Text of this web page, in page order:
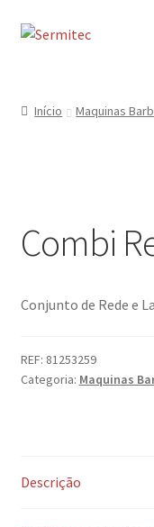
Ir
Saltar
Serviços
Início Maquinas
Combi
Conjunto de Rede e
REF: 81253259
Categoria: Maquinas
Descrição